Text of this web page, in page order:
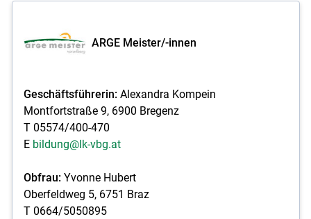
ARGE Meister/-innen
Geschäftsführerin:Alexandra Kompein
Montfortstraße 9, 6900 Bregenz
T 05574/400-470
E bildung@lk-vbg.at
Obfrau:Yvonne Hubert
Oberfeldweg 5, 6751 Braz
T 0664/5050895